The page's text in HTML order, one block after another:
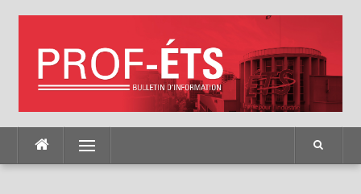
Menu